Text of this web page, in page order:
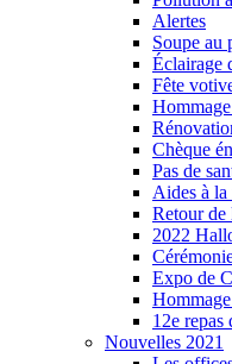
Alertes
Soupe au
Éclairage
Fête
Chèque
Pas de
Aides à la
Retour de
2022
Expo de
12e repas
Nouvelles 2021